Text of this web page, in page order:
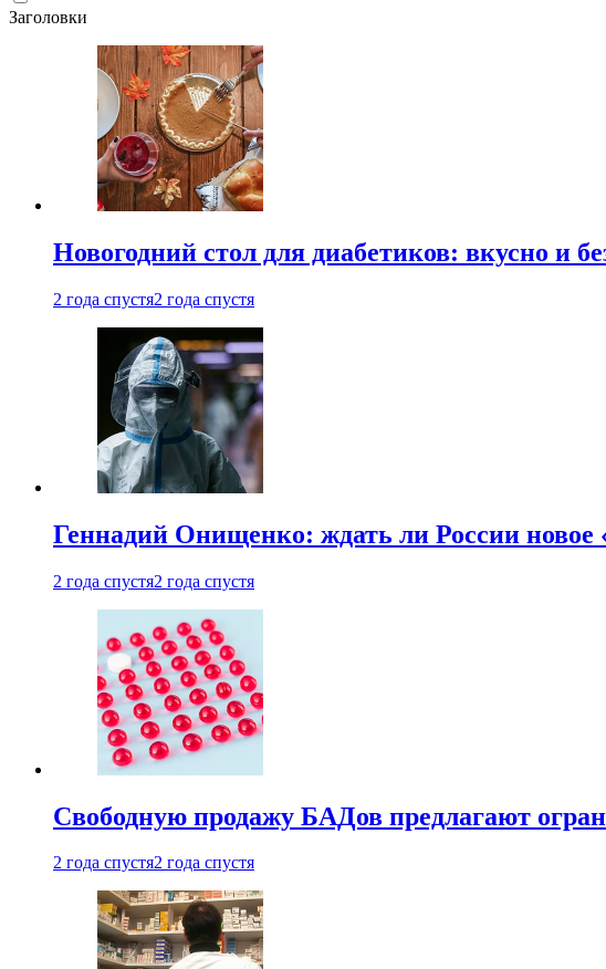
Заголовки
Новогодний стол для диабетиков: вкусно и
2 года спустя2 года спустя
Геннадий Онищенко: ждать ли России новое
2 года спустя2 года спустя
Свободную продажу БАДов предлагают
2 года спустя2 года спустя